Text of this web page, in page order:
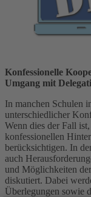
Konfessionelle
Umgang mit
In manchen Schulen
unterschiedlicher
Wenn dies der Fall
konfessionellen
berücksichtigen. In
auch
und Möglichkeiten
diskutiert. Dabei
Überlegungen sowie